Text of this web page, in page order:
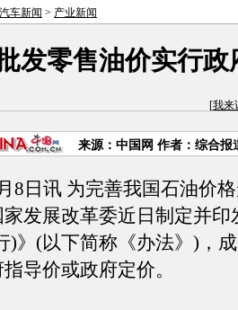
汽车新闻 > 产业新闻
发零售油价实行政
[我来
来源： 中国网 作者：综合报
讯 为完善我国石油价格
发展改革委近日制定并印
)》(以下简称《办法》)，
导价或政府定价。